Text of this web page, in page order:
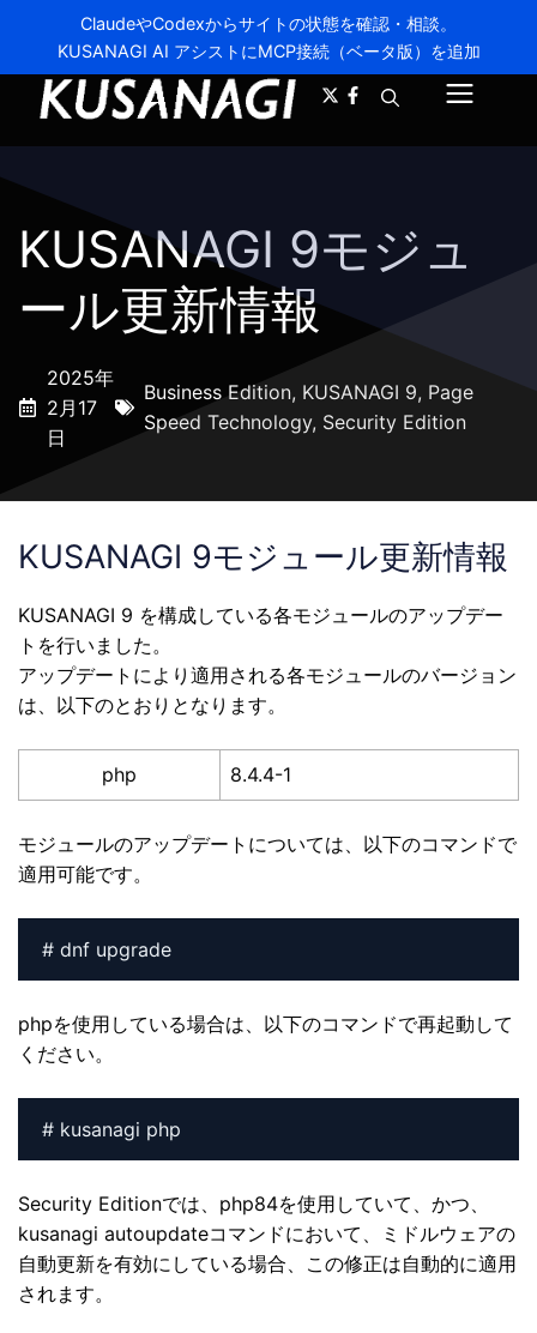
ClaudeやCodexからサイトの状態を確認・相談。
KUSANAGI AI アシストにMCP接続（ベータ版）を追加
ニ
KUSANAGI 9モジュ
ール更新情報
2025年
2月17
日
Business Edition, KUSANAGI 9, Page
Speed Technology, Security Edition
KUSANAGI 9モジュール更新情報
KUSANAGI 9 を構成している各モジュールのアップデー
トを行いました。
アップデートにより適用される各モジュールのバージョン
は、以下のとおりとなります。
php 8.4.4-1
モジュールのアップデートについては、以下のコマンドで
適用可能です。
# dnf upgrade
phpを使用している場合は、以下のコマンドで再起動して
ください。
# kusanagi php
Security Editionでは、php84を使用していて、かつ、
kusanagi autoupdateコマンドにおいて、ミドルウェアの
自動更新を有効にしている場合、この修正は自動的に適用
されます。
A- A+